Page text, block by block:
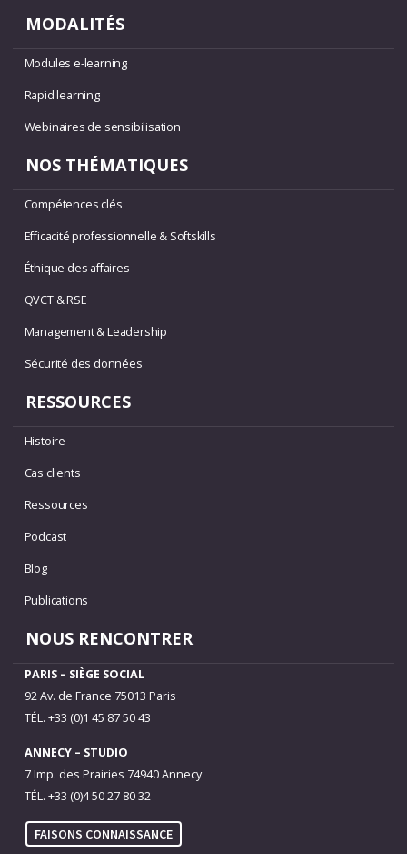
MODALITÉS
Modules e-learning
Rapid learning
Webinaires de sensibilisation
NOS THÉMATIQUES
Compétences clés
Efficacité professionnelle & Softskills
Éthique des affaires
QVCT & RSE
Management & Leadership
Sécurité des données
RESSOURCES
Histoire
Cas clients
Ressources
Podcast
Blog
Publications
NOUS RENCONTRER
PARIS – SIÈGE SOCIAL
92 Av. de France 75013 Paris
TÉL. +33 (0)1 45 87 50 43
ANNECY – STUDIO
7 Imp. des Prairies 74940 Annecy
TÉL. +33 (0)4 50 27 80 32
FAISONS CONNAISSANCE